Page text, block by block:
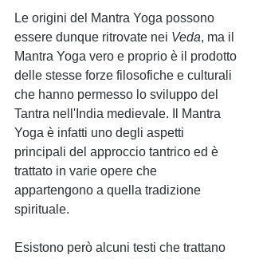
Le origini del Mantra Yoga possono
essere dunque ritrovate nei Veda, ma il
Mantra Yoga vero e proprio è il prodotto
delle stesse forze filosofiche e culturali
che hanno permesso lo sviluppo del
Tantra nell'India medievale. Il Mantra
Yoga è infatti uno degli aspetti
principali del approccio tantrico ed è
trattato in varie opere che
appartengono a quella tradizione
spirituale.
Esistono però alcuni testi che trattano